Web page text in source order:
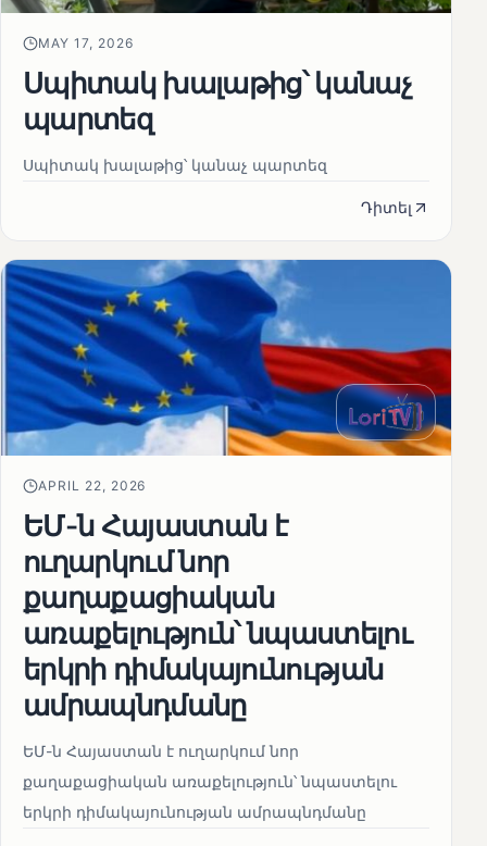
MAY 17, 2026
Սպիտակ խալաթից՝ կանաչ
պարտեզ
Սպիտակ խալաթից՝ կանաչ պարտեզ
Դիտել
APRIL 22, 2026
ԵՄ-ն Հայաստան է
ուղարկում նոր
քաղաքացիական
առաքելություն՝ նպաստելու
երկրի դիմակայունության
ամրապնդմանը
ԵՄ-ն Հայաստան է ուղարկում նոր
քաղաքացիական առաքելություն՝ նպաստելու
երկրի դիմակայունության ամրապնդմանը